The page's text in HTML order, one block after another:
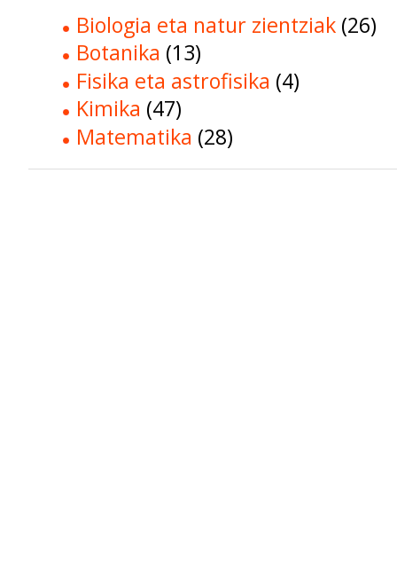
Biologia eta natur zientziak (26)
Botanika (13)
Fisika eta astrofisika (4)
Kimika (47)
Matematika (28)